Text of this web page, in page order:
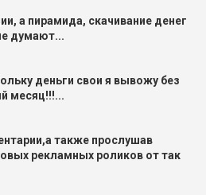
а пирамида, скачивание денег
думают...
деньги свои я вывожу без
месяц!!!...
также прослушав
рекламных роликов от так